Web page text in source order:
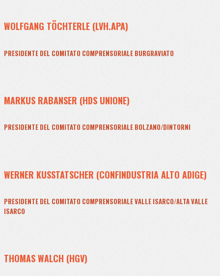
WOLFGANG TÖCHTERLE (LVH.APA)
PRESIDENTE DEL COMITATO COMPRENSORIALE BURGRAVIATO
MARKUS RABANSER (HDS UNIONE)
PRESIDENTE DEL COMITATO COMPRENSORIALE BOLZANO/DINTORNI
WERNER KUSSTATSCHER (CONFINDUSTRIA ALTO ADIGE)
PRESIDENTE DEL COMITATO COMPRENSORIALE VALLE ISARCO/ALTA VALLE
ISARCO
THOMAS WALCH (HGV)